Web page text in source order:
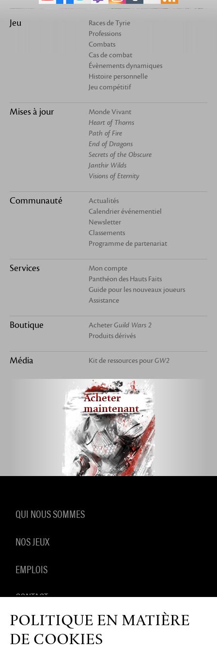
Jeu
Races de Tyrie
Professions
Combats
Cas de combat
Évènements dynamiques
Histoire personnelle
Jeu compétitif
Mises à jour
Monde Vivant
Heart of Thorns
Path of Fire
End of Dragons
Secrets of the Obscure
Janthir Wilds
Visions of Eternity
Communauté
Actualités
Calendrier événementiel
Newsletter
Classements
Programme de partenariat
Services
Mon compte
Panthéon des Hauts Faits
Guide pour les nouveaux joueurs
Assistance
Boutique AcheterGuild Wars 2
Produits dérivés
Média Kit de ressources pourGW2
Acheter
maintenant
QUI NOUS SOMMES
NOS JEUX
EMPLOIS
CONTACT
PRODUITS DÉRIVÉS
POLITIQUE EN MATIÈRE
DE COOKIES